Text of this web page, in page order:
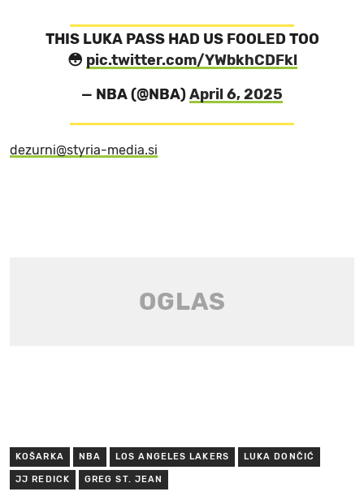
THIS LUKA PASS HAD US FOOLED TOO
😳 pic.twitter.com/YWbkhCDFkl
— NBA (@NBA)April 6, 2025
dezurni@styria-media.si
KOŠARKA NBA LOS ANGELES LAKERS LUKA DONČIĆ
JJ REDICK GREG ST. JEAN